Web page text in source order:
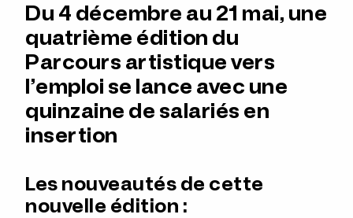
Du 4 décembre au 21 mai, une
quatrième édition du
Parcours artistique vers
l’emploi se lance avec une
quinzaine de salariés en
insertion
Les nouveautés de cette
nouvelle édition :